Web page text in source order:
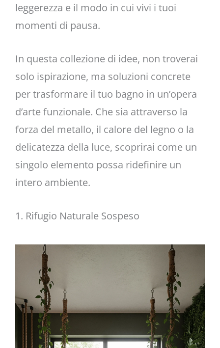
leggerezza e il modo in cui vivi i tuoi
momenti di pausa.
In questa collezione di idee, non troverai
solo ispirazione, ma soluzioni concrete
per trasformare il tuo bagno in un’opera
d’arte funzionale. Che sia attraverso la
forza del metallo, il calore del legno o la
delicatezza della luce, scoprirai come un
singolo elemento possa ridefinire un
intero ambiente.
1. Rifugio Naturale Sospeso